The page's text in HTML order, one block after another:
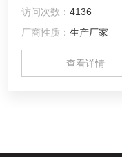
绝缘层内编织成半球形
快，无明火，加热均匀
访问次数：4136
厂商性质：生产厂家
查看详情